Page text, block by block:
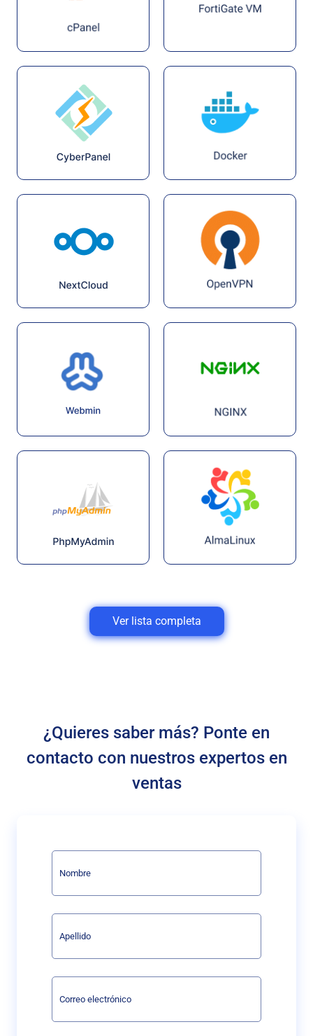
Ver lista completa
¿Quieres saber más? Ponte en
contacto con nuestros expertos en
ventas